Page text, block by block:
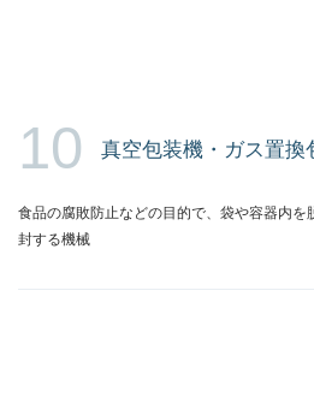
10 真空包装機・ガス置換
食品の腐敗防止などの目的で、袋や容器内を
封する機械